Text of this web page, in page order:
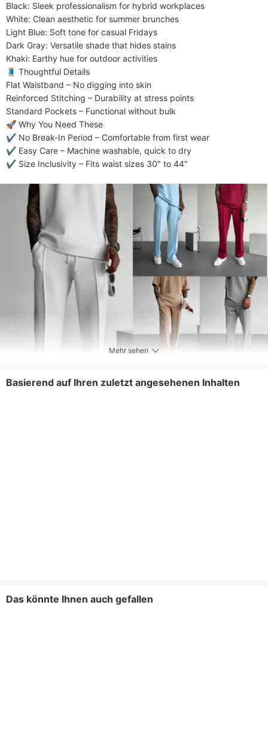
​​Black​​: Sleek professionalism for hybrid workplaces
​​White​​: Clean aesthetic for summer brunches
​​Light Blue​​: Soft tone for casual Fridays
​​Dark Gray​​: Versatile shade that hides stains
​​Khaki​​: Earthy hue for outdoor activities
​​🧵 Thoughtful Details​​
​​Flat Waistband​​ – No digging into skin
​​Reinforced Stitching​​ – Durability at stress points
​​Standard Pockets​​ – Functional without bulk
​​🚀 Why You Need These​​
✔ ​​No Break-In Period​​ – Comfortable from first wear
✔ ​​Easy Care​​ – Machine washable, quick to dry
✔ ​​Size Inclusivity​​ – Fits waist sizes 30" to 44"
Mehr sehen
Basierend auf Ihren zuletzt angesehenen Inhalten
Das könnte Ihnen auch gefallen